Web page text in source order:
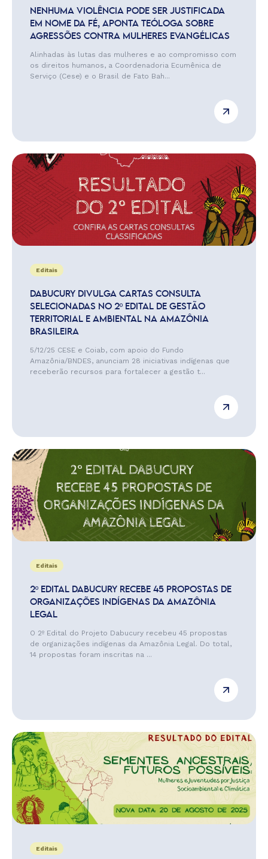
NENHUMA VIOLÊNCIA PODE SER JUSTIFICADA
EM NOME DA FÉ, APONTA TEÓLOGA SOBRE
AGRESSÕES CONTRA MULHERES EVANGÉLICAS
Alinhadas às lutas das mulheres e ao compromisso com
os direitos humanos, a Coordenadoria Ecumênica de
Serviço (Cese) e o Brasil de Fato Bah...
Editais
DABUCURY DIVULGA CARTAS CONSULTA
SELECIONADAS NO 2º EDITAL DE GESTÃO
TERRITORIAL E AMBIENTAL NA AMAZÔNIA
BRASILEIRA
5/12/25 CESE e Coiab, com apoio do Fundo
Amazônia/BNDES, anunciam 28 iniciativas indígenas que
receberão recursos para fortalecer a gestão t...
Editais
2º EDITAL DABUCURY RECEBE 45 PROPOSTAS DE
ORGANIZAÇÕES INDÍGENAS DA AMAZÔNIA
LEGAL
O 2º Edital do Projeto Dabucury recebeu 45 propostas
de organizações indígenas da Amazônia Legal. Do total,
14 propostas foram inscritas na ...
Editais